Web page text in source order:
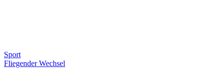
Sport
Fliegender Wechsel